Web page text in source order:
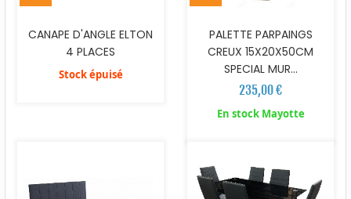
CANAPE D'ANGLE ELTON
4 PLACES
Stock épuisé
PALETTE PARPAINGS
CREUX 15X20X50CM
SPECIAL MUR...
235,00 €
En stock Mayotte